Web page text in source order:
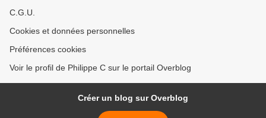
C.G.U.
Cookies et données personnelles
Préférences cookies
Voir le profil de Philippe C sur le portail Overblog
Créer un blog sur Overblog